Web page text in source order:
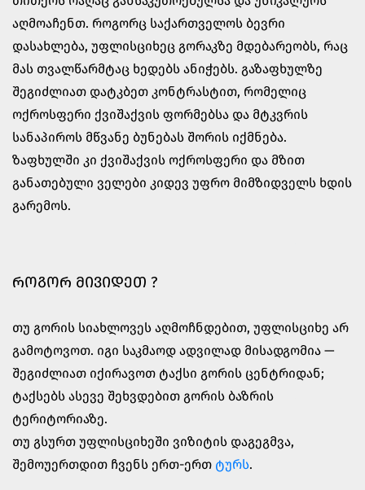
აღმოაჩენთ. როგორც საქართველოს ბევრი
დასახლება, უფლისციხეც გორაკზე მდებარეობს, რაც
მას თვალწარმტაც ხედებს ანიჭებს. გაზაფხულზე
შეგიძლიათ დატკბეთ კონტრასტით, რომელიც
ოქროსფერი ქვიშაქვის ფორმებსა და მტკვრის
სანაპიროს მწვანე ბუნებას შორის იქმნება.
ზაფხულში კი ქვიშაქვის ოქროსფერი და მზით
განათებული ველები კიდევ უფრო მიმზიდველს ხდის
გარემოს.
ᲠᲝᲒᲝᲠ ᲛᲘᲕᲘᲓᲔᲗ ?
თუ გორის სიახლოვეს აღმოჩნდებით, უფლისციხე არ
გამოტოვოთ. იგი საკმაოდ ადვილად მისადგომია —
შეგიძლიათ იქირავოთ ტაქსი გორის ცენტრიდან;
ტაქსებს ასევე შეხვდებით გორის ბაზრის
ტერიტორიაზე.
თუ გსურთ უფლისციხეში ვიზიტის დაგეგმვა,
შემოუერთდით ჩვენს ერთ-ერთ ტურს.